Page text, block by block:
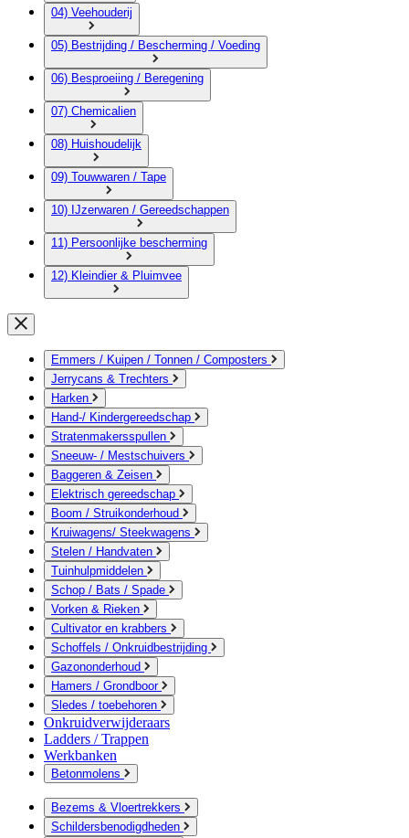
04) Veehouderij
05) Bestrijding / Bescherming / Voeding
06) Besproeiing / Beregening
07) Chemicalien
08) Huishoudelijk
09) Touwwaren / Tape
10) IJzerwaren / Gereedschappen
11) Persoonlijke bescherming
12) Kleindier & Pluimvee
Emmers / Kuipen / Tonnen / Composters
Jerrycans & Trechters
Harken
Hand-/ Kindergereedschap
Stratenmakersspullen
Sneeuw- / Mestschuivers
Baggeren & Zeisen
Elektrisch gereedschap
Boom / Struikonderhoud
Kruiwagens/ Steekwagens
Stelen / Handvaten
Tuinhulpmiddelen
Schop / Bats / Spade
Vorken & Rieken
Cultivator en krabbers
Schoffels / Onkruidbestrijding
Gazononderhoud
Hamers / Grondboor
Sledes / toebehoren
Onkruidverwijderaars
Ladders / Trappen
Werkbanken
Betonmolens
Bezems & Vloertrekkers
Schildersbenodigdheden